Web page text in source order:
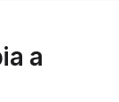
a